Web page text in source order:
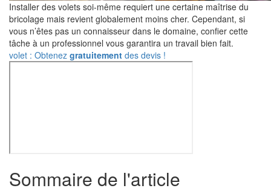
Installer des volets soi-même requiert une certaine maîtrise du
bricolage mais revient globalement moins cher. Cependant, si
vous n’êtes pas un connaisseur dans le domaine, confier cette
tâche à un professionnel vous garantira un travail bien fait.
volet : Obtenez gratuitement des devis !
Sommaire de l'article